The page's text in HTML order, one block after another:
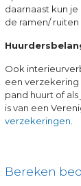
daarnaast kun
de ramen/
Ook
een
pand huurt of
is van een
verzekeringen
Bereken